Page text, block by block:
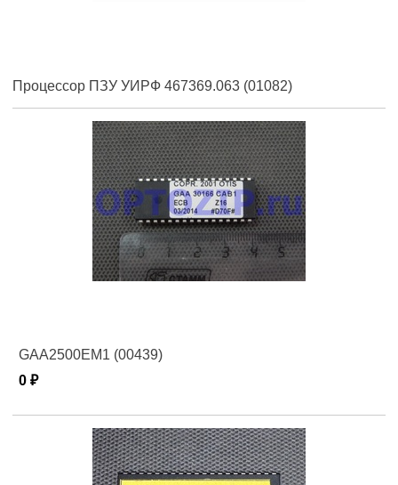
Процессор ПЗУ УИРФ 467369.063 (01082)
GAA2500EM1 (00439)
0 ₽